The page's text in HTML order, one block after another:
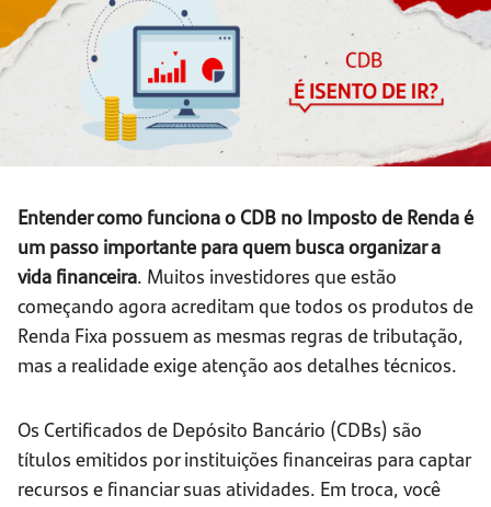
Entender como funciona o CDB no Imposto de Renda é
um passo importante para quem busca organizar a
vida financeira. Muitos investidores que estão
começando agora acreditam que todos os produtos de
Renda Fixa possuem as mesmas regras de tributação,
mas a realidade exige atenção aos detalhes técnicos.
Os Certificados de Depósito Bancário (CDBs) são
títulos emitidos por instituições financeiras para captar
recursos e financiar suas atividades. Em troca, você